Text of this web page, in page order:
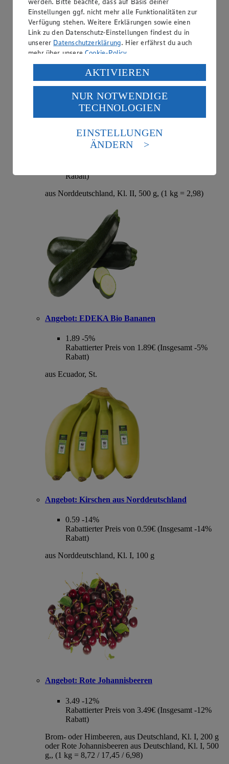
aus Norddeutschland, Kl. I, 900 g, (1 kg = 2,21)
Angebot:EDEKA Regional Bio Zucchini
Rabatt)
aus Norddeutschland, Kl. II, 500 g, (1 kg = 2,98)
Angebot: EDEKA Bio Bananen
1.89 -5%
Rabattierter Preis von 1.89€ (Insgesamt -5%
Rabatt)
aus Ecuador, St.
Angebot: Kirschen aus Norddeutschland
0.59 -14%
Rabattierter Preis von 0.59€ (Insgesamt -14%
Rabatt)
aus Norddeutschland, Kl. I, 100 g
Angebot: Rote Johannisbeeren
3.49 -12%
Rabattierter Preis von 3.49€ (Insgesamt -12%
Rabatt)
Brom- oder Himbeeren, aus Deutschland, Kl. I, 200 g
oder Rote Johannisbeeren aus Deutschland, Kl. I, 500
g,, (1 kg = 8,72 / 17,45 / 6,98)
Einstellungen ggf. nicht mehr alle Funktionalitäten zur
Verfügung stehen. Weitere Erklärungen sowie einen
Link zu den Datenschutz-Einstellungen findest du in
unserer Datenschutzerklärung. Hier erfährst du auch
mehr über unsereCookie-Policy.
Verarbeitung deiner personenbezogenen Daten in den
USA durch Facebook und YouTube:
Wenn du auf „Aktivieren“ klickst, willigst du im Sinne
des Art. 49 Abs. 1 Satz 1 lit. a) DSGVO ein, dass deine
Daten in den USA verarbeitet werden. Der EuGH sieht
die USA als Land mit einem nach europäischen
Standards nicht angemessenen Datenschutzniveau an.
Es besteht das Risiko eines Zugriffs durch US-
Informationen zum Herausgeber der Seite findest du
AKTIVIEREN
NUR NOTWENDIGE
TECHNOLOGIEN
EINSTELLUNGEN
ÄNDERN